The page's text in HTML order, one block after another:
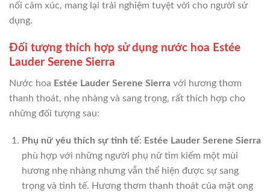
nối cảm xúc, mang lại trải nghiệm tuyệt vời cho người sử
dụng.
Đối tượng thích hợp sử dụng nước hoa Estée
Lauder Serene Sierra
Nước hoa Estée Lauder Serene Sierra với hương thơm
thanh thoát, nhẹ nhàng và sang trọng, rất thích hợp cho
những đối tượng sau:
Phụ nữ yêu thích sự tinh tế: Estée Lauder Serene Sierra
phù hợp với những người phụ nữ tìm kiếm một mùi
hương nhẹ nhàng nhưng vẫn thể hiện được sự sang
trọng và tinh tế. Hương thơm thanh thoát của mật ong